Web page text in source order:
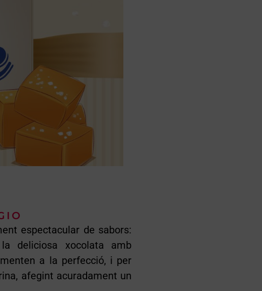
espectacular de sabors:
deliciosa xocolata amb
a la perfecció, i per
afegint acuradament un